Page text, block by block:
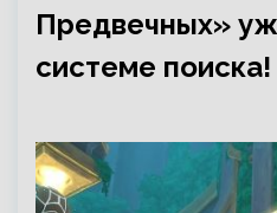
Предвечных»
системе поиска!